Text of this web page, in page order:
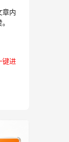
章内
键进